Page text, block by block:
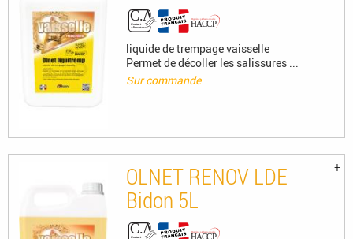
liquide de trempage vaisselle
Permet de décoller les salissures ...
Sur commande
OLNET RENOV LDE
Bidon 5L